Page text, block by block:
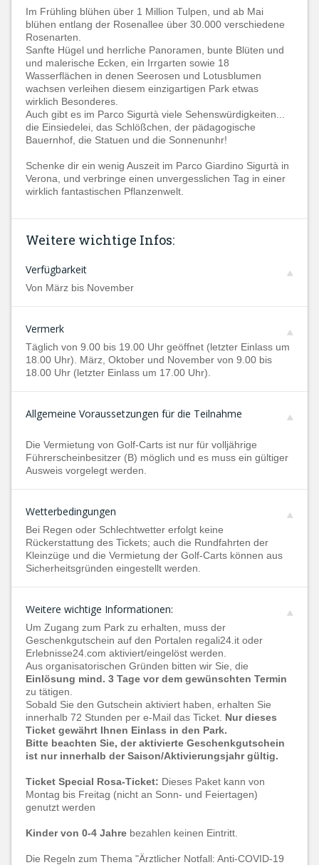
Im Frühling blühen über 1 Million Tulpen, und ab Mai
blühen entlang der Rosenallee über 30.000 verschiedene
Rosenarten.
Sanfte Hügel und herrliche Panoramen, bunte Blüten und
und malerische Ecken, ein Irrgarten sowie 18
Wasserflächen in denen Seerosen und Lotusblumen
wachsen verleihen diesem einzigartigen Park etwas
wirklich Besonderes.
Auch gibt es im Parco Sigurtà viele Sehenswürdigkeiten...
die Einsiedelei, das Schlößchen, der pädagogische
Bauernhof, die Statuen und die Sonnenunhr!
Schenke dir ein wenig Auszeit im Parco Giardino Sigurtà in
Verona, und verbringe einen unvergesslichen Tag in einer
wirklich fantastischen Pflanzenwelt.
Weitere wichtige Infos:
Verfügbarkeit
Von März bis November
Vermerk
Täglich von 9.00 bis 19.00 Uhr geöffnet (letzter Einlass um
18.00 Uhr). März, Oktober und November von 9.00 bis
18.00 Uhr (letzter Einlass um 17.00 Uhr).
Allgemeine Voraussetzungen für die Teilnahme
Die Vermietung von Golf-Carts ist nur für volljährige
Führerscheinbesitzer (B) möglich und es muss ein gültiger
Ausweis vorgelegt werden.
Wetterbedingungen
Bei Regen oder Schlechtwetter erfolgt keine
Rückerstattung des Tickets; auch die Rundfahrten der
Kleinzüge und die Vermietung der Golf-Carts können aus
Sicherheitsgründen eingestellt werden.
Weitere wichtige Informationen:
Um Zugang zum Park zu erhalten, muss der
Geschenkgutschein auf den Portalen regali24.it oder
Erlebnisse24.com aktiviert/eingelöst werden.
Aus organisatorischen Gründen bitten wir Sie, die
Einlösung mind. 3 Tage vor dem gewünschten Termin
zu tätigen.
Sobald Sie den Gutschein aktiviert haben, erhalten Sie
innerhalb 72 Stunden per e-Mail das Ticket. Nur dieses
Ticket gewährt Ihnen Einlass in den Park.
Bitte beachten Sie, der aktivierte Geschenkgutschein
ist nur innerhalb der Saison/Aktivierungsjahr gültig.
Ticket Special Rosa-Ticket: Dieses Paket kann von
Montag bis Freitag (nicht an Sonn- und Feiertagen)
genutzt werden
Kinder von 0-4 Jahre bezahlen keinen Eintritt.
Die Regeln zum Thema "Ärztlicher Notfall: Anti-COVID-19